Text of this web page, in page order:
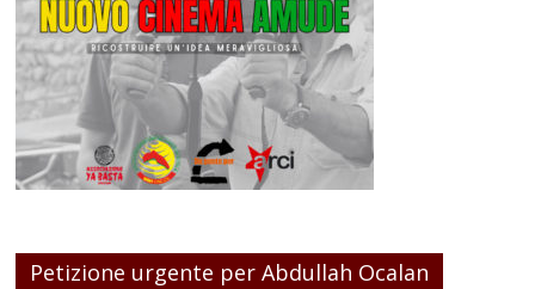
Petizione urgente per Abdullah Ocalan